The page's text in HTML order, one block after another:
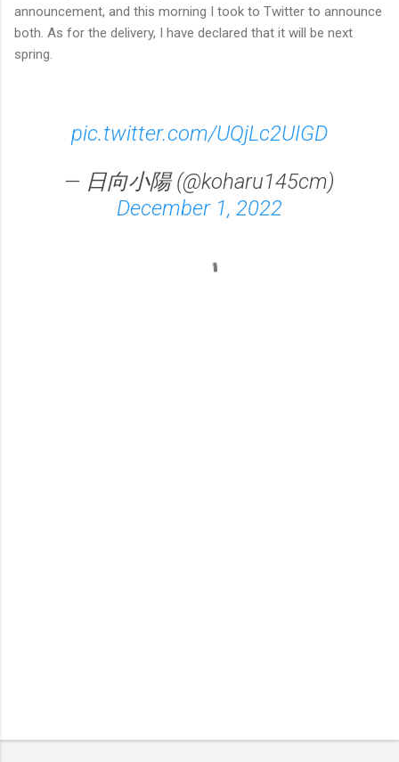
announcement, and this morning I took to Twitter to announce
both. As for the delivery, I have declared that it will be next
spring.
pic.twitter.com/UQjLc2UIGD
— 日向小陽 (@koharu145cm)
December 1, 2022